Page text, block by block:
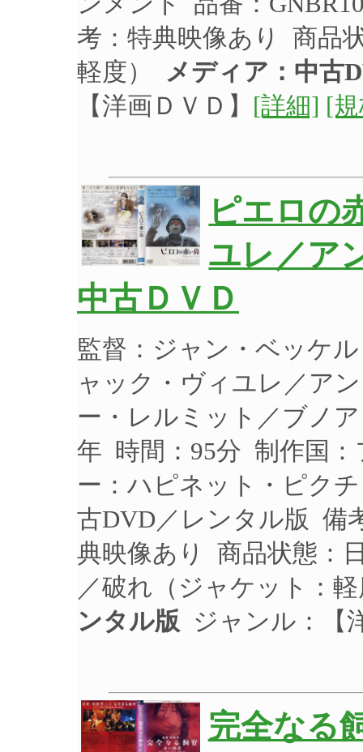
考：特典映像あり 商品
軽度）
メディア：中古
【洋画ＤＶＤ】 [詳細] [
ピエロの
ユレ／ア
中古ＤＶＤ
監督：ジャン・ベッケ
ャック・ヴィユレ／ア
ー・レルミット／ブノ
年 時間：95分 制作国
ー：ハピネット・ピク
古DVD／レンタル版 備
典映像あり 商品状態：
／破れ（ジャケット：
ンタル版 ジャンル：【
完全なる